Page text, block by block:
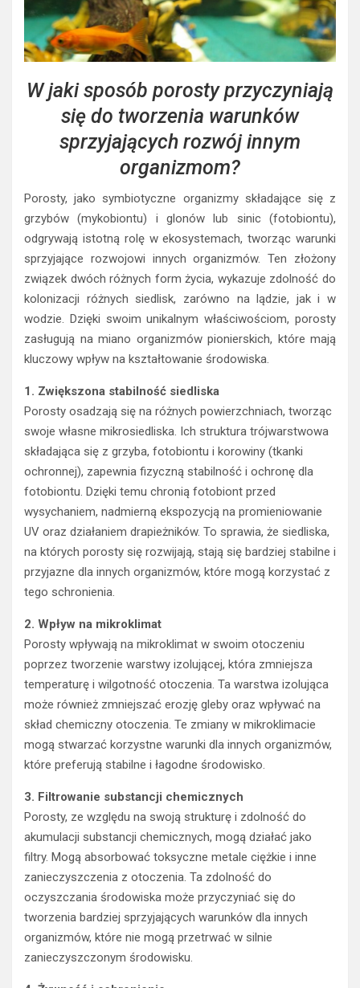
W jaki sposób porosty przyczyniają
się do tworzenia warunków
sprzyjających rozwój innym
organizmom?
Porosty, jako symbiotyczne organizmy składające się z
grzybów (mykobiontu) i glonów lub sinic (fotobiontu),
odgrywają istotną rolę w ekosystemach, tworząc warunki
sprzyjające rozwojowi innych organizmów. Ten złożony
związek dwóch różnych form życia, wykazuje zdolność do
kolonizacji różnych siedlisk, zarówno na lądzie, jak i w
wodzie. Dzięki swoim unikalnym właściwościom, porosty
zasługują na miano organizmów pionierskich, które mają
kluczowy wpływ na kształtowanie środowiska.
1. Zwiększona stabilność siedliska
Porosty osadzają się na różnych powierzchniach, tworząc
swoje własne mikrosiedliska. Ich struktura trójwarstwowa
składająca się z grzyba, fotobiontu i korowiny (tkanki
ochronnej), zapewnia fizyczną stabilność i ochronę dla
fotobiontu. Dzięki temu chronią fotobiont przed
wysychaniem, nadmierną ekspozycją na promieniowanie
UV oraz działaniem drapieżników. To sprawia, że siedliska,
na których porosty się rozwijają, stają się bardziej stabilne i
przyjazne dla innych organizmów, które mogą korzystać z
tego schronienia.
2. Wpływ na mikroklimat
Porosty wpływają na mikroklimat w swoim otoczeniu
poprzez tworzenie warstwy izolującej, która zmniejsza
temperaturę i wilgotność otoczenia. Ta warstwa izolująca
może również zmniejszać erozję gleby oraz wpływać na
skład chemiczny otoczenia. Te zmiany w mikroklimacie
mogą stwarzać korzystne warunki dla innych organizmów,
które preferują stabilne i łagodne środowisko.
3. Filtrowanie substancji chemicznych
Porosty, ze względu na swoją strukturę i zdolność do
akumulacji substancji chemicznych, mogą działać jako
filtry. Mogą absorbować toksyczne metale ciężkie i inne
zanieczyszczenia z otoczenia. Ta zdolność do
oczyszczania środowiska może przyczyniać się do
tworzenia bardziej sprzyjających warunków dla innych
organizmów, które nie mogą przetrwać w silnie
zanieczyszczonym środowisku.